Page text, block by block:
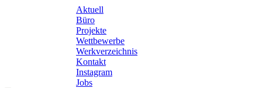
Aktuell
Büro
Projekte
Wettbewerbe
Werkverzeichnis
Kontakt
Instagram
Jobs